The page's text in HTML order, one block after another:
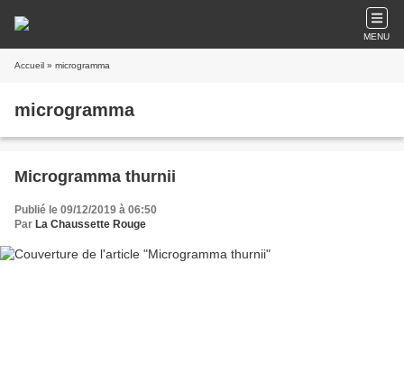
MENU
Accueil » microgramma
microgramma
Microgramma thurnii
Publié le 09/12/2019 à 06:50
Par La Chaussette Rouge